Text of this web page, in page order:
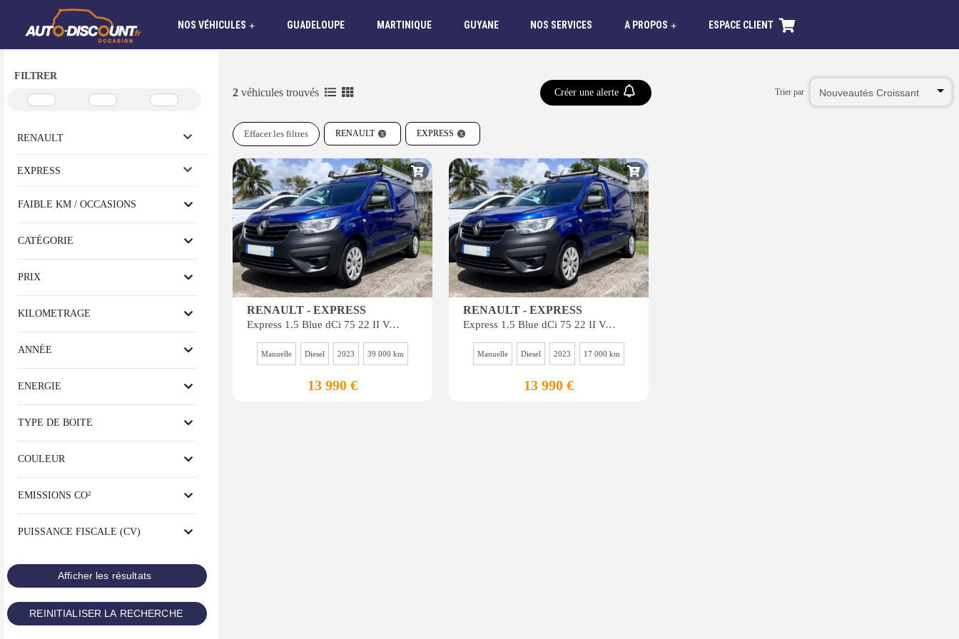
+
NOS VÉHICULES GUADELOUPE MARTINIQUE GUYANE NOS SERVICES +
A PROPOS ESPACE CLIENT
FILTRER
RENAULT
EXPRESS
FAIBLE KM / OCCASIONS
CATÉGORIE
PRIX
KILOMETRAGE
ANNÉE
ENERGIE
TYPE DE BOITE
COULEUR
EMISSIONS CO²
PUISSANCE FISCALE (CV)
2 véhicules trouvés Créer une alerte Trier par
RENAULT
Effacer les filtres EXPRESS
RENAULT - EXPRESS
Express 1.5 Blue dCi 75 22 II VAN FOURGON Confort
Manuelle Diesel 2023 39 000 km
13 990 €
RENAULT - EXPRESS
Express 1.5 Blue dCi 75 22 II VAN FOURGON Confort
Manuelle Diesel 2023 17 000 km
13 990 €